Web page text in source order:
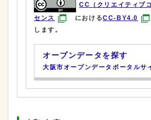
CC（クリエイティブ
センス
におけるCC-BY4.0
します。
オープンデータを探す
大阪市オープンデータポータルサ